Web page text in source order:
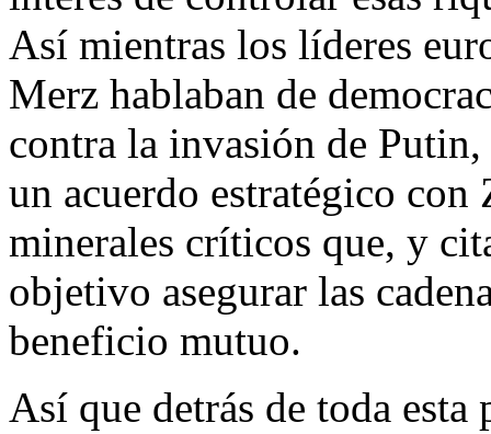
Así mientras los líderes
Merz hablaban de
contra la invasión de
un acuerdo estratégico con
minerales críticos que, y
objetivo asegurar las
beneficio mutuo.
Así que detrás de toda esta